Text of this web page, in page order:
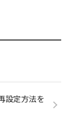
設定方法を